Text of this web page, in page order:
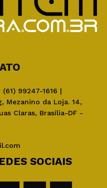
99247-1616 |
Mezanino da Loja. 14,
Claras, Brasília-DF -
SOCIAIS